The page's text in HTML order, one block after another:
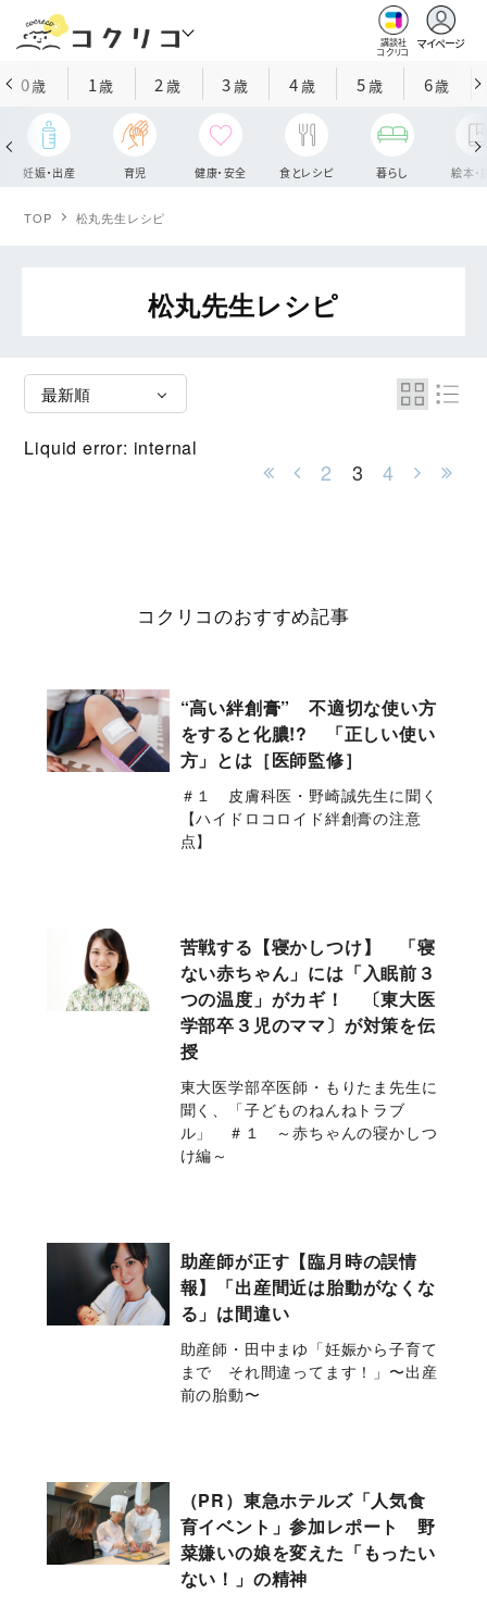
講談社
コクリコ
マイページ
0歳 1歳 2 歳 3歳 4歳 5歳 6歳
妊娠・出産 育児 健康・安全 食とレシピ 暮らし 絵本・
TOP 松丸先生レシピ
松丸先生レシピ
Liquid error: internal
2 3 4
コクリコのおすすめ記事
“高い絆創膏” 不適切な使い方
をすると化膿!? 「正しい使い
方」とは［医師監修］
＃１ 皮膚科医・野崎誠先生に聞く
【ハイドロコロイド絆創膏の注意
点】
苦戦する【寝かしつけ】 「寝
ない赤ちゃん」には「入眠前３
つの温度」がカギ！ 〔東大医
学部卒３児のママ〕が対策を伝
授
東大医学部卒医師・もりたま先生に
聞く、「子どものねんねトラブ
ル」 ＃１ ～赤ちゃんの寝かしつ
け編～
助産師が正す【臨月時の誤情
報】「出産間近は胎動がなくな
る」は間違い
助産師・田中まゆ「妊娠から子育て
まで それ間違ってます！」〜出産
前の胎動〜
（PR）東急ホテルズ「人気食
育イベント」参加レポート 野
菜嫌いの娘を変えた「もったい
ない！」の精神